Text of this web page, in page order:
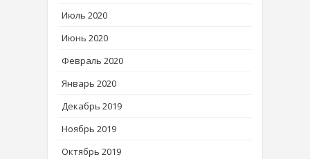
Июль 2020
Июнь 2020
Февраль 2020
Январь 2020
Декабрь 2019
Ноябрь 2019
Октябрь 2019